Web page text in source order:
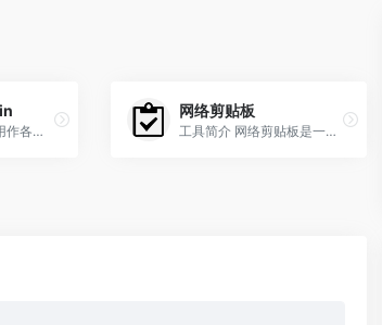
网络剪切板，旨在用作各方之间粘贴信息的短期交换。
网络剪贴板
工具简介 网络剪贴板是一款提...